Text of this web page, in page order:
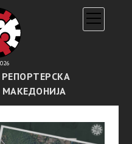
open
menu